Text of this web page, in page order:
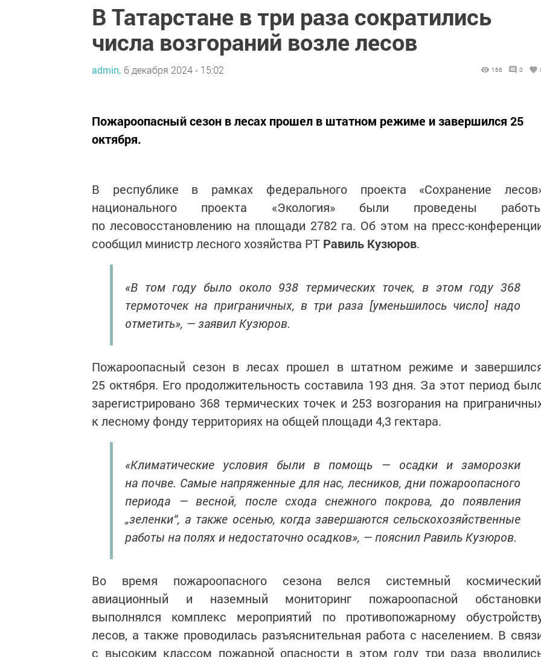
В Татарстане в три раза сократились
числа возгораний возле лесов
admin, 6 декабря 2024 - 15:02 166 0
Пожароопасный сезон в лесах прошел в штатном режиме и завершился 25
октября.
В республике в рамках федерального проекта «Сохранение
национального проекта «Экология» были проведены
по лесовосстановлению на площади 2782 га. Об этом на пресс-
сообщил министр лесного хозяйства РТ Равиль Кузюров.
«В том году было около 938 термических точек, в этом году 368
термоточек на приграничных, в три раза [уменьшилось число] надо
отметить», — заявил Кузюров.
Пожароопасный сезон в лесах прошел в штатном режиме и
25 октября. Его продолжительность составила 193 дня. За этот период
зарегистрировано 368 термических точек и 253 возгорания на
к лесному фонду территориях на общей площади 4,3 гектара.
«Климатические условия были в помощь — осадки и заморозки
на почве. Самые напряженные для нас, лесников, дни пожароопасного
периода — весной, после схода снежного покрова, до появления
„зеленки“, а также осенью, когда завершаются сельскохозяйственные
работы на полях и недостаточно осадков», — пояснил Равиль Кузюров.
Во время пожароопасного сезона велся системный
авиационный и наземный мониторинг пожароопасной
выполнялся комплекс мероприятий по противопожарному
лесов, а также проводилась разъяснительная работа с населением. В
с высоким классом пожарной опасности в этом году три раза